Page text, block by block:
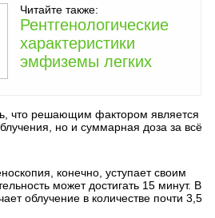
Читайте также:
Рентгенологические
характеристики
эмфиземы легких
что решающим фактором является
но и суммарная доза за всё
конечно, уступает своим
может достигать 15 минут. В
облучение в количестве почти 3,5